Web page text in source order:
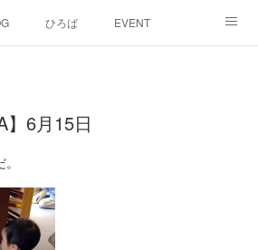
ひろば EVENT
】6月15日